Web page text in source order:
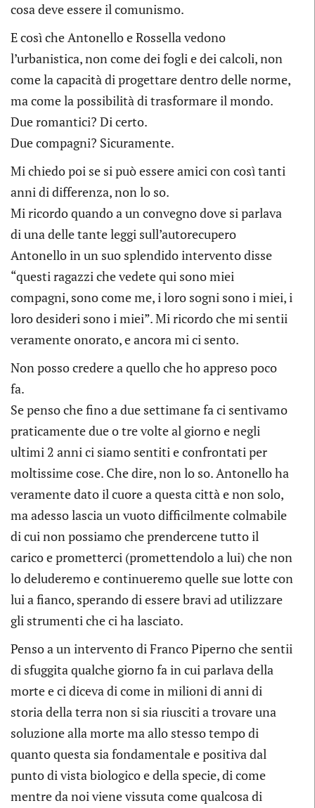
cosa deve essere il comunismo.
E così che Antonello e Rossella vedono
l’urbanistica, non come dei fogli e dei calcoli, non
come la capacità di progettare dentro delle norme,
ma come la possibilità di trasformare il mondo.
Due romantici? Di certo.
Due compagni? Sicuramente.
Mi chiedo poi se si può essere amici con così tanti
anni di differenza, non lo so.
Mi ricordo quando a un convegno dove si parlava
di una delle tante leggi sull’autorecupero
Antonello in un suo splendido intervento disse
“questi ragazzi che vedete qui sono miei
compagni, sono come me, i loro sogni sono i miei, i
loro desideri sono i miei”. Mi ricordo che mi sentii
veramente onorato, e ancora mi ci sento.
Non posso credere a quello che ho appreso poco
fa.
Se penso che fino a due settimane fa ci sentivamo
praticamente due o tre volte al giorno e negli
ultimi 2 anni ci siamo sentiti e confrontati per
moltissime cose. Che dire, non lo so. Antonello ha
veramente dato il cuore a questa città e non solo,
ma adesso lascia un vuoto difficilmente colmabile
di cui non possiamo che prendercene tutto il
carico e prometterci (promettendolo a lui) che non
lo deluderemo e continueremo quelle sue lotte con
lui a fianco, sperando di essere bravi ad utilizzare
gli strumenti che ci ha lasciato.
Penso a un intervento di Franco Piperno che sentii
di sfuggita qualche giorno fa in cui parlava della
morte e ci diceva di come in milioni di anni di
storia della terra non si sia riusciti a trovare una
soluzione alla morte ma allo stesso tempo di
quanto questa sia fondamentale e positiva dal
punto di vista biologico e della specie, di come
mentre da noi viene vissuta come qualcosa di